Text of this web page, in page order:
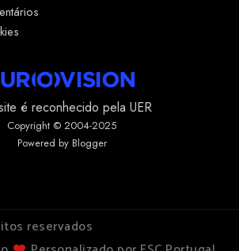
é reconhecido pela UER
Copyright © 2004-2025
Powered by Blogger
reservados